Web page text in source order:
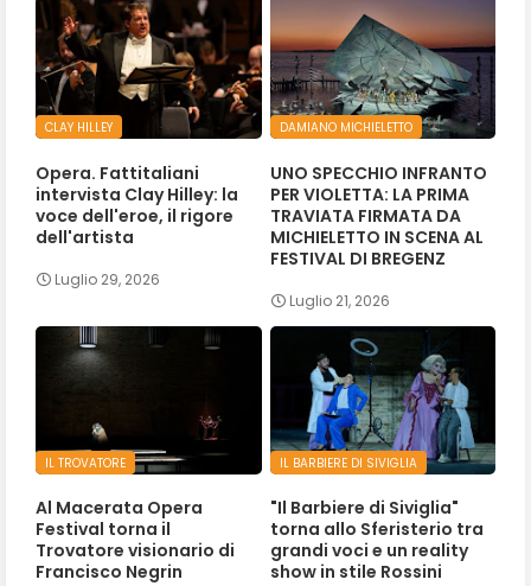
CLAY HILLEY
Opera. Fattitaliani
intervista Clay Hilley: la
voce dell'eroe, il rigore
dell'artista
Luglio 29, 2026
DAMIANO MICHIELETTO
UNO SPECCHIO INFRANTO
PER VIOLETTA: LA PRIMA
TRAVIATA FIRMATA DA
MICHIELETTO IN SCENA AL
FESTIVAL DI BREGENZ
Luglio 21, 2026
IL TROVATORE
Al Macerata Opera
Festival torna il
Trovatore visionario di
Francisco Negrin
IL BARBIERE DI SIVIGLIA
"Il Barbiere di Siviglia"
torna allo Sferisterio tra
grandi voci e un reality
show in stile Rossini